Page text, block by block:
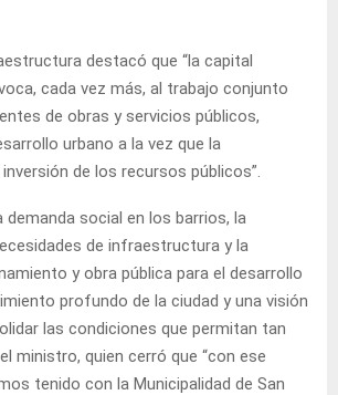
destacó que “la capital
cada vez más, al trabajo conjunto
de obras y servicios públicos,
urbano a la vez que la
de los recursos públicos”.
demanda social en los barrios, la
de infraestructura y la
y obra pública para el desarrollo
profundo de la ciudad y una visión
las condiciones que permitan tan
ministro, quien cerró que “con ese
tenido con la Municipalidad de San